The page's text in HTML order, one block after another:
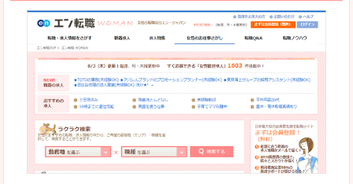
良いところ
スマホアプリやソーシャルアカウントが充実して
「ファッション・ブランドページ」という検索
悪いところ
事務などのオフィスワークを探している方にとっ
専門性が強い部分があるので、逆に一般的なお仕